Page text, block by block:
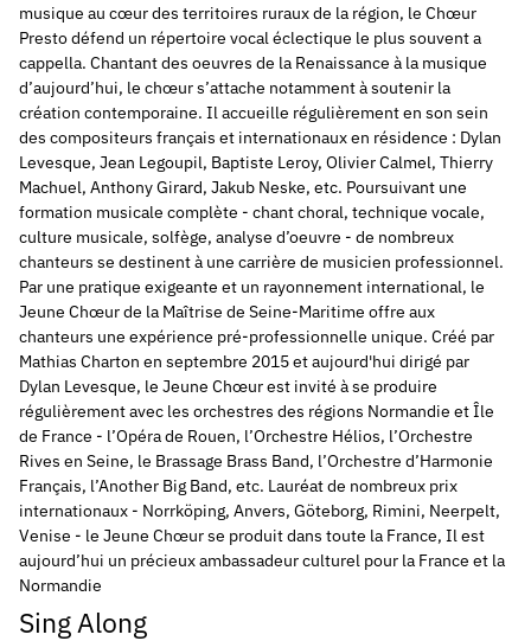
musique au cœur des territoires ruraux de la région, le Chœur
Presto défend un répertoire vocal éclectique le plus souvent a
cappella. Chantant des oeuvres de la Renaissance à la musique
d’aujourd’hui, le chœur s’attache notamment à soutenir la
création contemporaine. Il accueille régulièrement en son sein
des compositeurs français et internationaux en résidence : Dylan
Levesque, Jean Legoupil, Baptiste Leroy, Olivier Calmel, Thierry
Machuel, Anthony Girard, Jakub Neske, etc. Poursuivant une
formation musicale complète - chant choral, technique vocale,
culture musicale, solfège, analyse d’oeuvre - de nombreux
chanteurs se destinent à une carrière de musicien professionnel.
Par une pratique exigeante et un rayonnement international, le
Jeune Chœur de la Maîtrise de Seine-Maritime offre aux
chanteurs une expérience pré-professionnelle unique. Créé par
Mathias Charton en septembre 2015 et aujourd'hui dirigé par
Dylan Levesque, le Jeune Chœur est invité à se produire
régulièrement avec les orchestres des régions Normandie et Île
de France - l’Opéra de Rouen, l’Orchestre Hélios, l’Orchestre
Rives en Seine, le Brassage Brass Band, l’Orchestre d’Harmonie
Français, l’Another Big Band, etc. Lauréat de nombreux prix
internationaux - Norrköping, Anvers, Göteborg, Rimini, Neerpelt,
Venise - le Jeune Chœur se produit dans toute la France, Il est
aujourd’hui un précieux ambassadeur culturel pour la France et la
Normandie
Sing Along